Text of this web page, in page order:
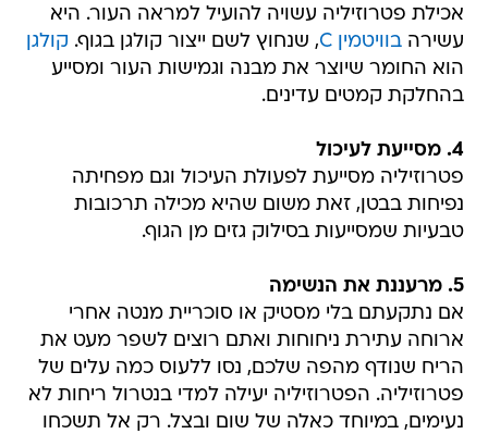
אכילת פטרוזיליה עשויה להועיל למראה העור. היא
עשירהבוויטמין C , שנחוץ לשם ייצור קולגן בגוף. קולגן
הוא החומר שיוצר את מבנה וגמישות העור ומסייע
בהחלקת קמטים עדינים.
4. מסייעת לעיכול
פטרוזיליה מסייעת לפעולת העיכול וגם מפחיתה
נפיחות בבטן, זאת משום שהיא מכילה תרכובות
טבעיות שמסייעות בסילוק גזים מן הגוף.
5. מרעננת את הנשימה
אם נתקעתם בלי מסטיק או סוכריית מנטה אחרי
ארוחה עתירת ניחוחות ואתם רוצים לשפר מעט את
הריח שנודף מהפה שלכם, נסו ללעוס כמה עלים של
פטרוזיליה. הפטרוזיליה יעילה למדי בנטרול ריחות לא
נעימים, במיוחד כאלה של שום ובצל. רק אל תשכחו